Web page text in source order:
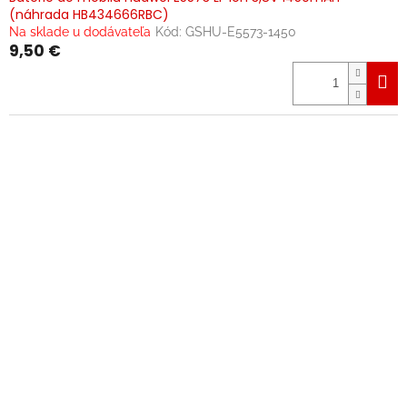
(náhrada HB434666RBC)
Na sklade u dodávateľa Kód: GSHU-E5573-1450
9,50 €